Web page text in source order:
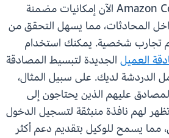
توفر خدمة Amazon Connect الآن إمكانيات مضمنة
المحادثات، مما يسهل التحقق من
تجارب شخصية. يمكنك استخدام
العميل الجديدة لتبسيط المصادقة
الدردشة لديك. على سبيل المثال،
عليهم الذين يحتاجون إلى
لهم نافذة منبثقة لتسجيل الدخول
مما يسمح للوكيل بتقديم دعم أكثر